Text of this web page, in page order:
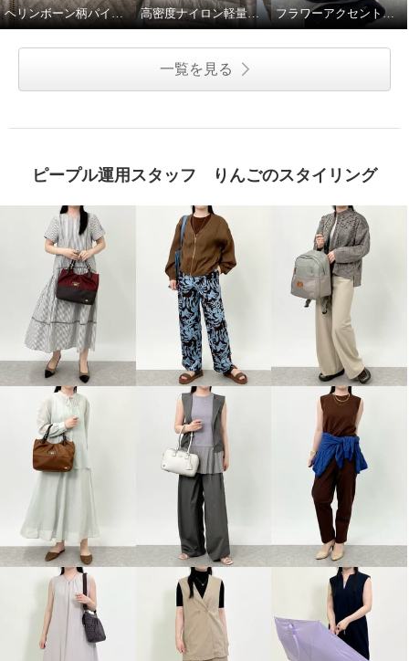
レザー バックルデザイン ウェー
ブソールパンプス
エタン ２３．５ｃｍ
レザー バックルデザイン ウェー
ブソールパンプス
ドット ２３．５ｃｍ
¥0
ヘリンボーン柄パイルジャガードジャケット 高密度ナイロン軽量ダウンジャケット フラワーアクセント軽量スリッポンシューズ
一覧を見る
ピープル運用スタッフ りんごのスタイリング